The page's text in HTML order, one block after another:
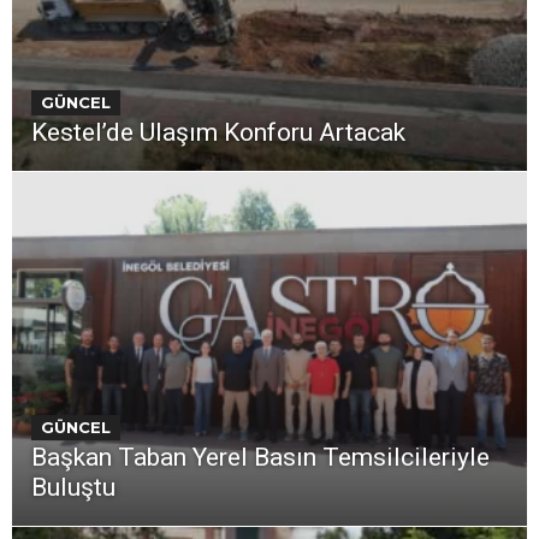
GÜNCEL
Kestel’de Ulaşım Konforu Artacak
GÜNCEL
Başkan Taban Yerel Basın Temsilcileriyle
Buluştu